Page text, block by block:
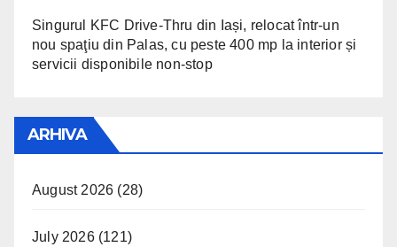
Singurul KFC Drive-Thru din Iași, relocat într-un
nou spaţiu din Palas, cu peste 400 mp la interior și
servicii disponibile non-stop
ARHIVA
August 2026 (28)
July 2026(121)